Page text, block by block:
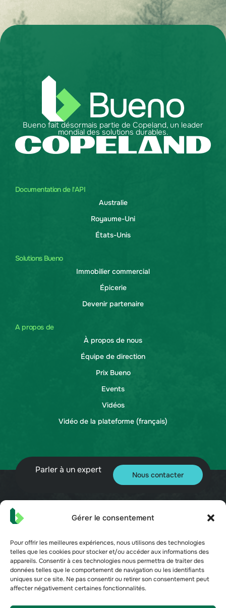
Gérer le consentement
Pour offrir les meilleures expériences, nous utilisons des technologies
telles que les cookies pour stocker et/ou accéder aux informations des
appareils. Consentir à ces technologies nous permettra de traiter des
données telles que le comportement de navigation ou les identifiants
uniques sur ce site. Ne pas consentir ou retirer son consentement peut
affecter négativement certaines fonctionnalités.
Documentation de l'API
Australie
Royaume-Uni
États-Unis
Solutions Bueno
Immobilier commercial
Épicerie
Devenir partenaire
A propos de
À propos de nous
Équipe de direction
Prix Bueno
Events
Vidéos
Vidéo de la plateforme (français)
Bueno fait désormais partie de Copeland, un leader
mondial des solutions durables.
Parler à un expert Nous contacter
© 2026 Bueno. Tous droits réservés.
Conditions d'utilisation